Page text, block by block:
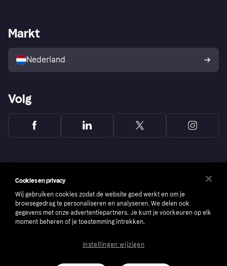
Winkeloverzicht
Kopersbescherming voor
consumenten
Zakelijke login
Markt
Nederland
Volg
Cookies en privacy
Wij gebruiken cookies zodat de website goed werkt en om je
browsegedrag te personaliseren en analyseren. We delen ook
gegevens met onze advertentiepartners. Je kunt je voorkeuren op elk
moment beheren of je toestemming intrekken.
Instellingen wijzigen